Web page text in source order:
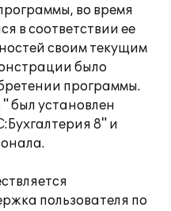
во время
в соответствии ее
своим текущим
было
программы.
был установлен
8" и
пользователя по